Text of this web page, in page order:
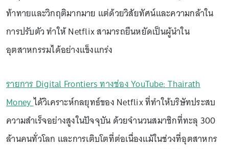
ท้าทายและวิกฤติมากมาย แต่ด้วยวิสัยทัศน์และความกล้าใน
การปรับตัว ทำให้ Netflix สามารถยืนหยัดเป็นผู้นำใน
อุตสาหกรรมได้อย่างแข็งแกร่ง
รายการ Digital Frontiers ทางช่อง YouTube: Thairath
Moneyได้วิเคราะห์กลยุทธ์ของ Netflix ที่ทำให้บริษัทประสบ
ความสำเร็จอย่างสูงในปัจจุบัน ด้วยจำนวนสมาชิกที่ทะลุ 300
ล้านคนทั่วโลก และการเติบโตที่ต่อเนื่องแม้ในช่วงที่อุตสาหกร